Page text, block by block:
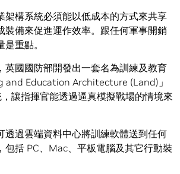
架構系統必須能以低成本的方式來共享
裝備來促進運作效率。跟任何軍事開銷
重點。
英國國防部開發出一套名為訓練及教育
and Education Architecture (Land)」
，讓指揮官能透過逼真模擬戰場的情境來
透過雲端資料中心將訓練軟體送到任何
包括 PC、Mac、平板電腦及其它行動裝